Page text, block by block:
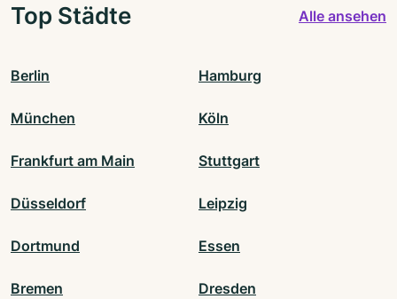
Top Städte Alle ansehen
Berlin Hamburg
München Köln
Frankfurt am Main Stuttgart
Düsseldorf Leipzig
Dortmund Essen
Bremen Dresden